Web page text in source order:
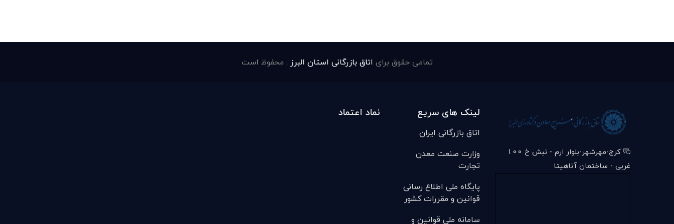
تمامی حقوق برای اتاق بازرگانی استان البرز . محفوظ است
کرج-مهرشهر-بلوار ارم - نبش خ 100
غربی - ساختمان آناهیتا
لینک های سریع
اتاق بازرگانی ایران
وزارت صنعت معدن
تجارت
پایگاه ملی اطلاع رسانی
قوانین و مقررات کشور
سامانه ملی قوانين و
نماد اعتماد